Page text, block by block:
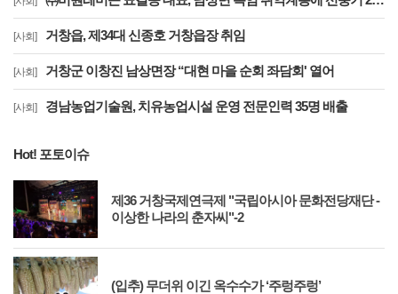
[사회] 거창읍, 제34대 신종호 거창읍장 취임
[사회] 거창군 이창진 남상면장 “대현 마을 순회 좌담회' 열어
[사회] 경남농업기술원, 치유농업시설 운영 전문인력 35명 배출
Hot! 포토이슈
제36 거창국제연극제 "국립아시아 문화전당재단 -
이상한 나라의 춘자씨"-2
(입추) 무더위 이긴 옥수수가 ‘주렁주렁’